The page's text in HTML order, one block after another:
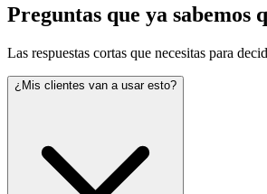
Preguntas que ya sabemos
Las respuestas cortas que necesitas para
¿Mis clientes van a usar esto?